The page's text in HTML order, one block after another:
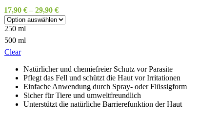
17,90 € – 29,90 €
250 ml
500 ml
Clear
Natürlicher und chemiefreier Schutz vor Parasite
Pflegt das Fell und schützt die Haut vor Irritationen
Einfache Anwendung durch Spray- oder Flüssigform
Sicher für Tiere und umweltfreundlich
Unterstützt die natürliche Barrierefunktion der Haut